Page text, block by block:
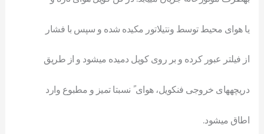
يا هوای محيط توسط ونتيلاتور مکيده شده و سپس با فشار
از فيلتر عبور کرده و بر روی کويل دميده میشود و از طريق
دريچههای خروجی فنکويل، هوای ً نسبتا تميز و مطبوع وارد
اطاق میشود.